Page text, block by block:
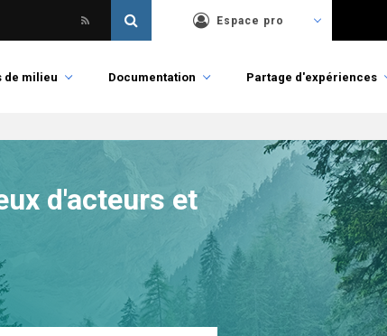
Espace pro
de milieu Documentation Partage d'expériences
d'acteurs et